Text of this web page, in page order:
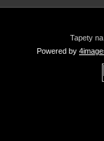
Tapety
Powered by